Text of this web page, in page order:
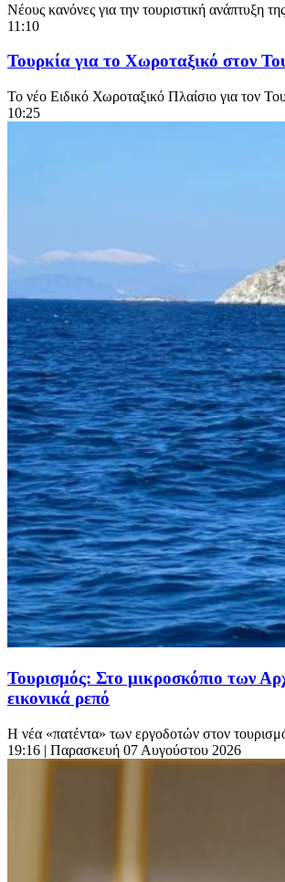
Νέους κανόνες για την τουριστική ανάπτυξη
11:10
Τουρκία για το Χωροταξικό στον
Το νέο Ειδικό Χωροταξικό Πλαίσιο για τον
10:25
Τουρισμός: Στο μικροσκόπιο των
εικονικά ρεπό
Η νέα «πατέντα» των εργοδοτών στον
19:16 | Παρασκευή 07 Αυγούστου 2026